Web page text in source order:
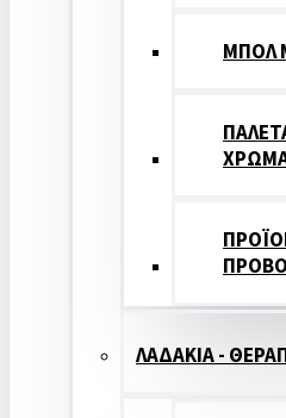
ΜΠΟΛ
ΛΑΔΑΚΙΑ -